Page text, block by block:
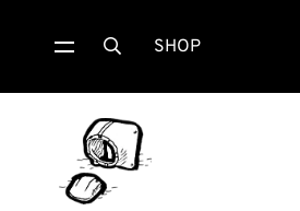
 SHOP